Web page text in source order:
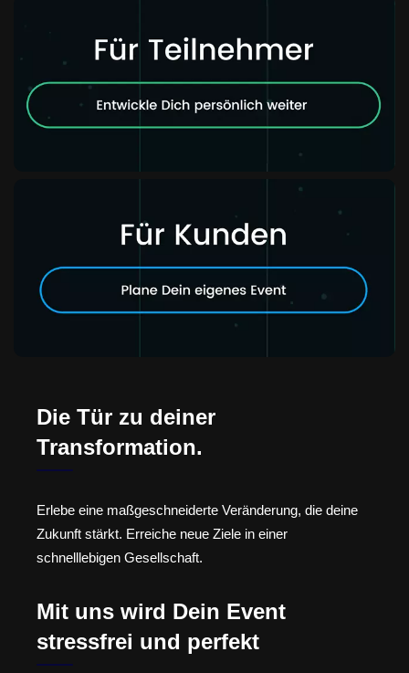
Die Tür zu deiner
Transformation.
Erlebe eine maßgeschneiderte Veränderung, die deine
Zukunft stärkt. Erreiche neue Ziele in einer
schnelllebigen Gesellschaft.
Mit uns wird Dein Event
stressfrei und perfekt